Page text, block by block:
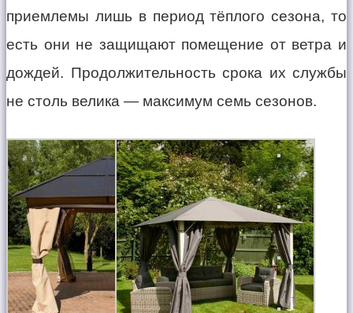
приемлемы лишь в период тёплого сезона, то
есть они не защищают помещение от ветра и
дождей. Продолжительность срока их службы
не столь велика — максимум семь сезонов.